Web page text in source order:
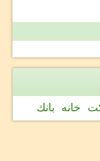
خانه بانك